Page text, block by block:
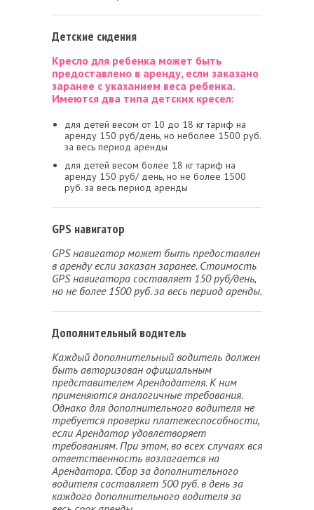
Детские сидения
Кресло для ребенка может быть
предоставлено в аренду, если заказано
заранее с указанием веса ребенка.
Имеются два типа детских кресел:
для детей весом от 10 до 18 кг тариф на
аренду 150 руб/день, но неболее 1500 руб.
за весь период аренды
для детей весом более 18 кг тариф на
аренду 150 руб/ день, но не более 1500
руб. за весь период аренды
GPS навигатор
GPS навигатор может быть предоставлен
в аренду если заказан заранее. Стоимость
GPS навигатора составляет 150 руб/день,
но не более 1500 руб. за весь период аренды.
Дополнительный водитель
Каждый дополнительный водитель должен
быть авторизован официальным
представителем Арендодателя. К ним
применяются аналогичные требования.
Однако для дополнительного водителя не
требуется проверки платежеспособности,
если Арендатор удовлетворяет
требованиям. При этом, во всех случаях вся
ответственность возлагается на
Арендатора. Сбор за дополнительного
водителя составляет 500 руб. в день за
каждого дополнительного водителя за